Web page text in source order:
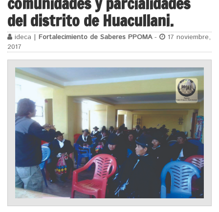
del distrito de Huacullani.
ideca | Fortalecimiento de Saberes PPOMA-
17 noviembre,
2017